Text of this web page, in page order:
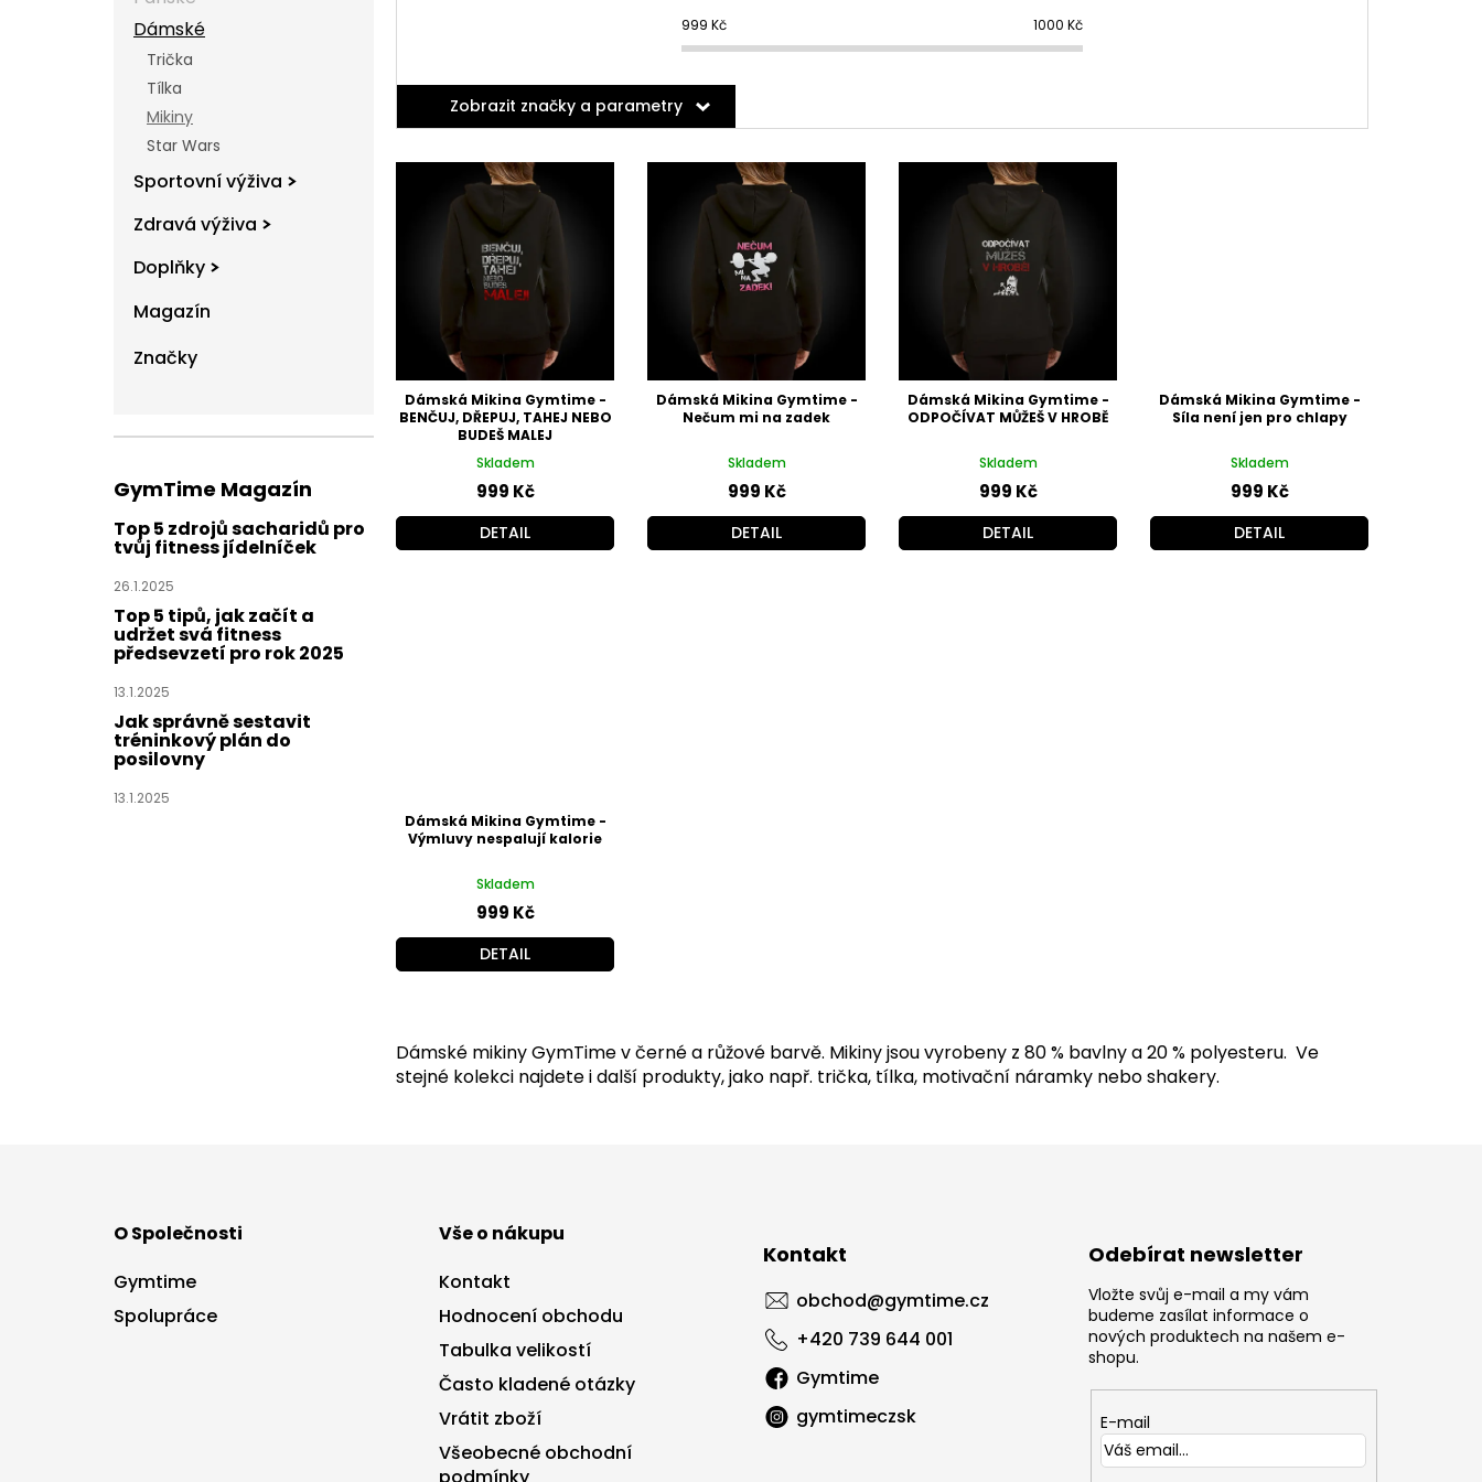
Dámské
Trička
Tílka
Mikiny
Star Wars
Sportovní výživa
Zdravá výživa
Doplňky
Magazín
Značky
GymTime Magazín
Top 5 zdrojů sacharidů pro
tvůj fitness jídelníček
26.1.2025
Top 5 tipů, jak začít a
udržet svá fitness
předsevzetí pro rok 2025
13.1.2025
Jak správně sestavit
tréninkový plán do
posilovny
13.1.2025
999 Kč 1000 Kč
Zobrazit značky a parametry
V
u
k
t
Dámská Mikina Gymtime -
BENČUJ, DŘEPUJ, TAHEJ NEBO
BUDEŠ MALEJ
Skladem
999 Kč
DETAIL
Dámská Mikina Gymtime -
Nečum mi na zadek
Skladem
999 Kč
DETAIL
Dámská Mikina Gymtime -
ODPOČÍVAT MŮŽEŠ V HROBĚ
Skladem
999 Kč
DETAIL
Dámská Mikina Gymtime -
Síla není jen pro chlapy
Skladem
999 Kč
DETAIL
Dámská Mikina Gymtime -
Výmluvy nespalují kalorie
Skladem
999 Kč
DETAIL
v
l
á
v
ý
p
Dámské mikiny GymTime v černé a růžové barvě. Mikiny jsou vyrobeny z 80 % bavlny a 20 % polyesteru. Ve
stejné kolekci najdete i další produkty, jako např. trička, tílka, motivační náramky nebo shakery.
O Společnosti
Gymtime
Spolupráce
Vše o nákupu
Kontakt
Hodnocení obchodu
Tabulka velikostí
Často kladené otázky
Vrátit zboží
Všeobecné obchodní
podmínky
Kontakt
obchod@gymtime.cz
+420 739 644 001
Gymtime
gymtimeczsk
Odebírat newsletter
Vložte svůj e-mail a my vám
budeme zasílat informace o
nových produktech na našem e-
shopu.
E-mail